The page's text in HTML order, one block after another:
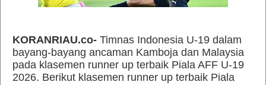
KORANRIAU.co- Timnas Indonesia U-19 dalam
bayang-bayang ancaman Kamboja dan Malaysia
pada klasemen runner up terbaik Piala AFF U-19
2026. Berikut klasemen runner up terbaik Piala